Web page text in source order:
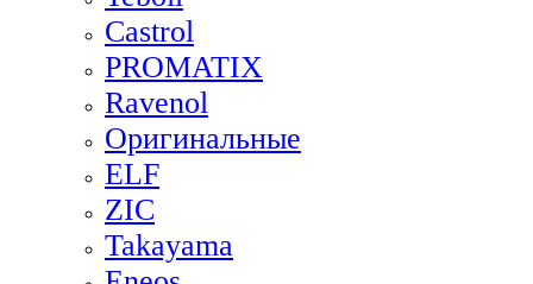
Castrol
PROMATIX
Ravenol
Оригинальные
ELF
ZIC
Takayama